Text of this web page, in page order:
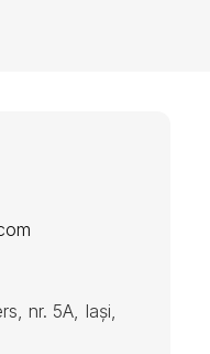
nr. 5A, Iași,